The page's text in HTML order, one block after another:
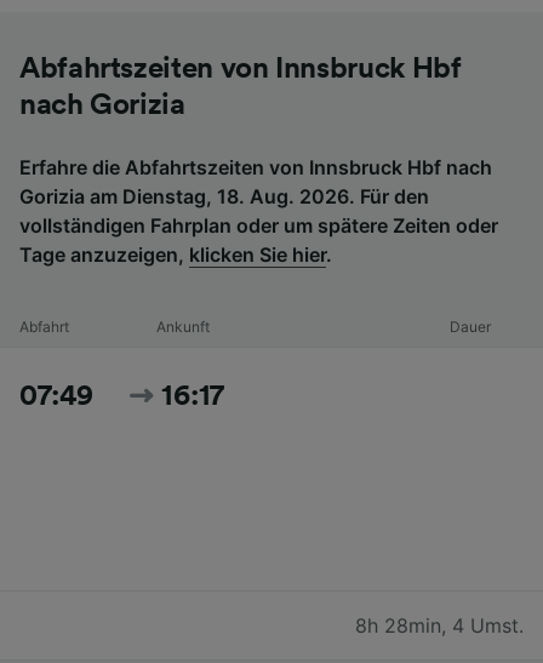
Abfahrtszeiten von Innsbruck Hbf
nach Gorizia
Erfahre die Abfahrtszeiten von Innsbruck Hbf nach
Gorizia am Dienstag, 18. Aug. 2026. Für den
vollständigen Fahrplan oder um spätere Zeiten oder
Tage anzuzeigen, klicken Sie hier.
Abfahrt Ankunft Dauer
07:49 16:17
8h 28min, 4 Umst.